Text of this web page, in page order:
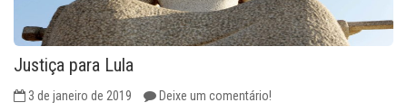
Justiça para Lula
3 de janeiro de 2019 Deixe um comentário!